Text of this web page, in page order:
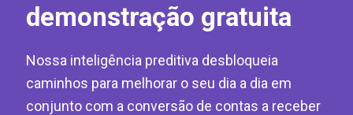
demonstração gratuita
Nossa inteligência preditiva desbloqueia
caminhos para melhorar o seu dia a dia em
conjunto com a conversão de contas a receber